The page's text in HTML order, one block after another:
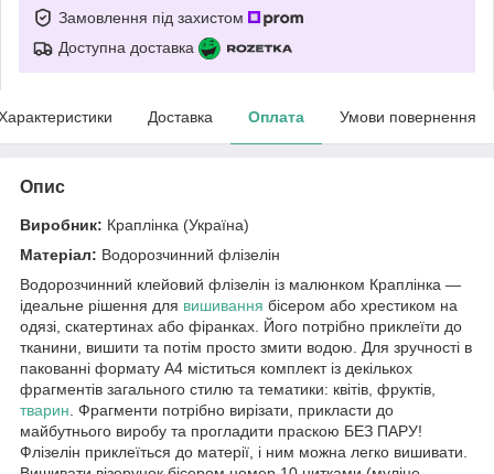
Замовлення під захистом
Доступна доставка
Доставка Оплата Умови повернення
Опис
Виробник: Краплінка (Україна)
Матеріал: Водорозчинний флізелін
Водорозчинний клейовий флізелін із малюнком Краплінка —
ідеальне рішення для вишивання бісером або хрестиком на
одязі, скатертинах або фіранках. Його потрібно приклеїти до
тканини, вишити та потім просто змити водою. Для зручності в
пакованні формату А4 міститься комплект із декількох
фрагментів загального стилю та тематики: квітів, фруктів,
тварин . Фрагменти потрібно вирізати, прикласти до
майбутнього виробу та прогладити праскою БЕЗ ПАРУ!
Флізелін приклеїться до матерії, і ним можна легко вишивати.